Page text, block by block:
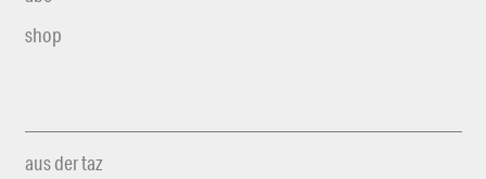
shop
aus der taz